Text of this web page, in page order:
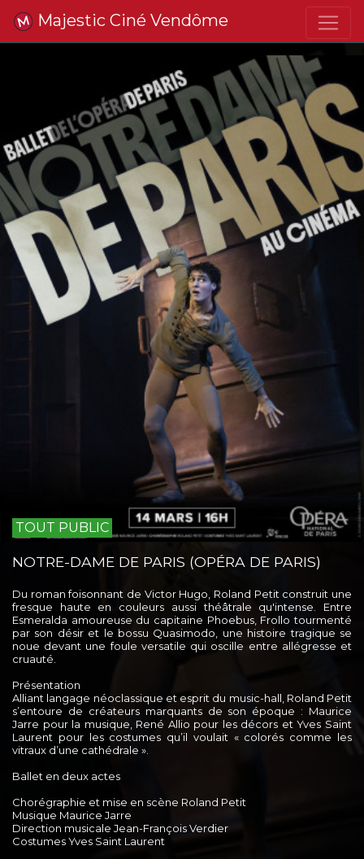
Majestic Ciné Vendôme
TOUT PUBLIC
NOTRE-DAME DE PARIS (OPÉRA DE PARIS)
Du roman foisonnant de Victor Hugo, Roland Petit construit une
fresque haute en couleurs aussi théâtrale qu'intense. Entre
Esmeralda amoureuse du capitaine Phoebus, Frollo tourmenté
par son désir et le bossu Quasimodo, une histoire tragique se
noue devant une foule versatile qui oscille entre allégresse et
cruauté.
Présentation
Alliant langage néoclassique et esprit du music-hall, Roland Petit
s’entoure de créateurs marquants de son époque : Maurice
Jarre pour la musique, René Allio pour les décors et Yves Saint
Laurent pour les costumes qu’il voulait « colorés comme les
vitraux d’une cathédrale ».
Ballet en deux actes
Chorégraphie et mise en scène Roland Petit
Musique Maurice Jarre
Direction musicale Jean-François Verdier
Costumes Yves Saint Laurent